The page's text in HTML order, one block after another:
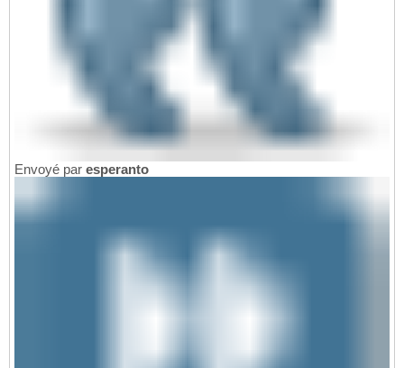
Envoyé par esperanto